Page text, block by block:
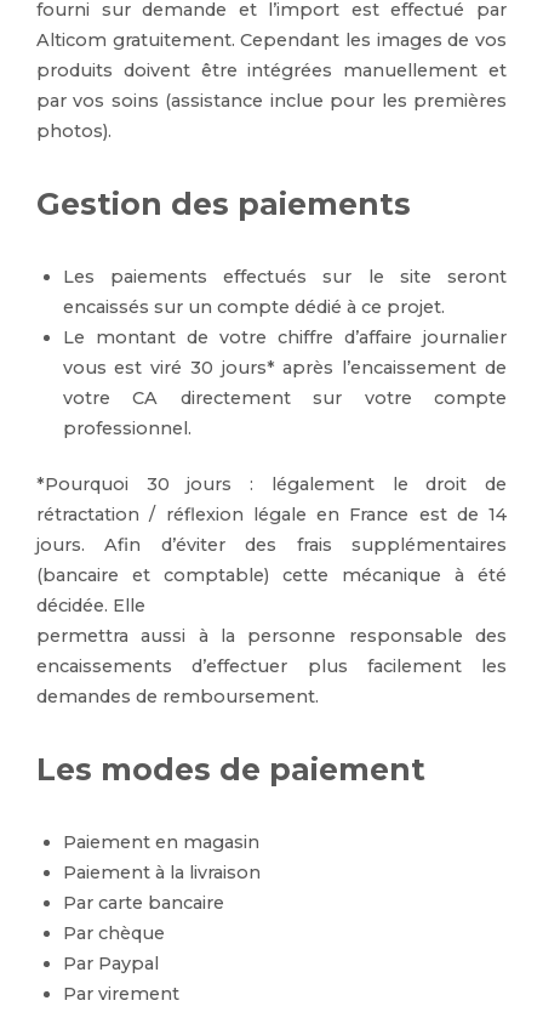
fourni sur demande et l’import est effectué par
Alticom gratuitement. Cependant les images de vos
produits doivent être intégrées manuellement et
par vos soins (assistance inclue pour les premières
photos).
Gestion des paiements
Les paiements effectués sur le site seront
encaissés sur un compte dédié à ce projet.
Le montant de votre chiffre d’affaire journalier
vous est viré 30 jours* après l’encaissement de
votre CA directement sur votre compte
professionnel.
*Pourquoi 30 jours : légalement le droit de
rétractation / réflexion légale en France est de 14
jours. Afin d’éviter des frais supplémentaires
(bancaire et comptable) cette mécanique à été
décidée. Elle
permettra aussi à la personne responsable des
encaissements d’effectuer plus facilement les
demandes de remboursement.
Les modes de paiement
Paiement en magasin
Paiement à la livraison
Par carte bancaire
Par chèque
Par Paypal
Par virement